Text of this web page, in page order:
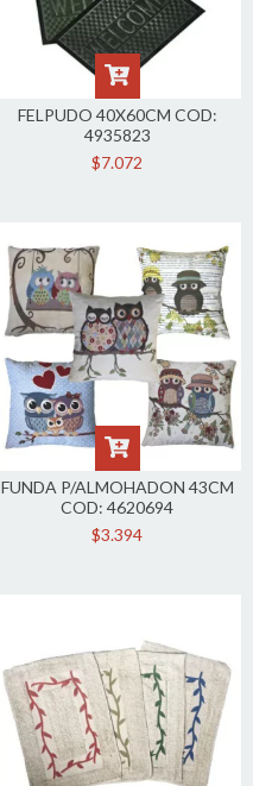
FELPUDO 40X60CM COD:
4935823
$7.072
FUNDA P/ALMOHADON 43CM
COD: 4620694
$3.394